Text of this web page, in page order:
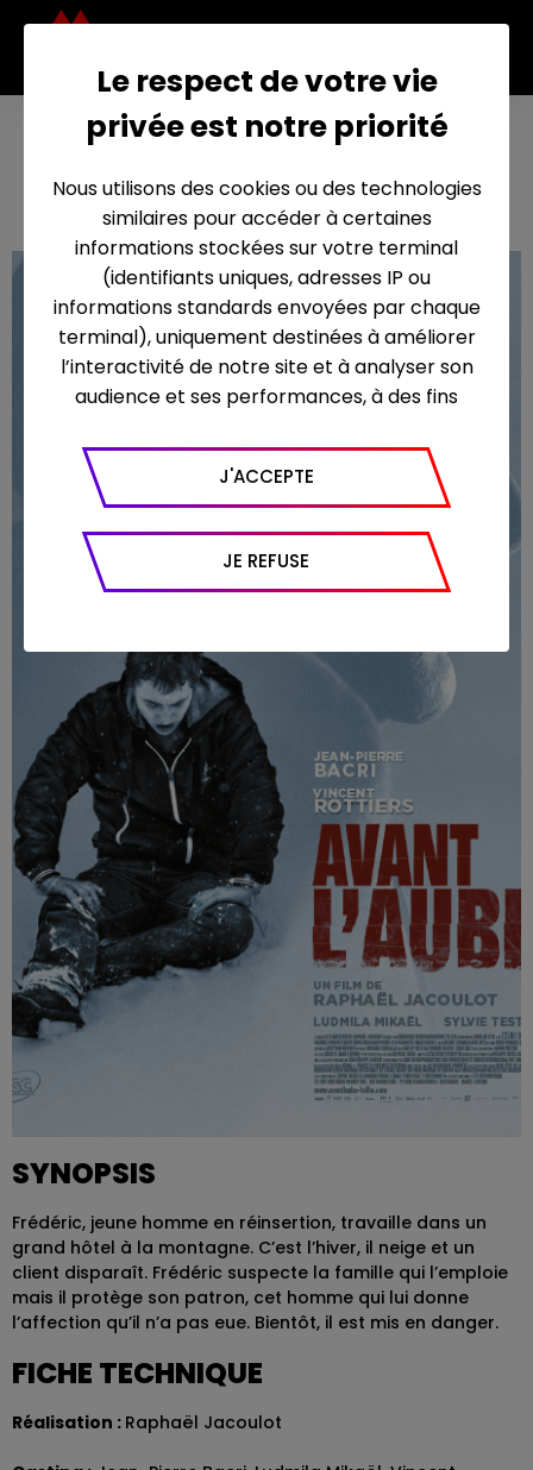
Avant
l’aube
SYNOPSIS
Frédéric, jeune homme en réinsertion, travaille dans un
grand hôtel à la montagne. C’est l’hiver, il neige et un
client disparaît. Frédéric suspecte la famille qui l’emploie
mais il protège son patron, cet homme qui lui donne
l’affection qu’il n’a pas eue. Bientôt, il est mis en danger.
FICHE TECHNIQUE
Réalisation : Raphaël Jacoulot
Le respect de votre vie
privée est notre priorité
Nous utilisons des cookies ou des technologies
similaires pour accéder à certaines
informations stockées sur votre terminal
(identifiants uniques, adresses IP ou
informations standards envoyées par chaque
terminal), uniquement destinées à améliorer
l’interactivité de notre site et à analyser son
audience et ses performances, à des fins
Google Analytics pour générer des rapports
sur le trafic (nombre de visites, temps passé
sur le site, nombre de pages vues en moyenne,
appareil et navigateur utilisé, emplacement
géographique), l’origine du trafic et la
J'ACCEPTE
JE REFUSE